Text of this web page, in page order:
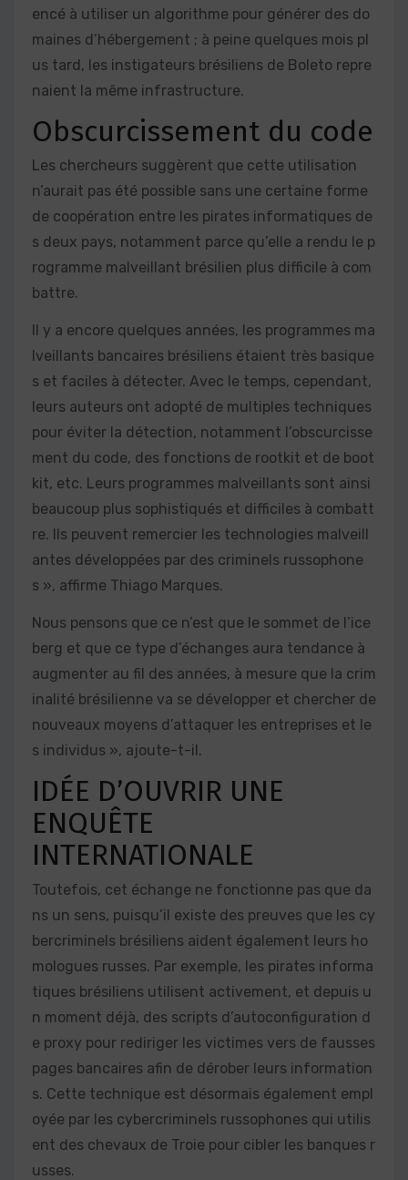
encé à utiliser un algorithme pour générer des do
maines d’hébergement ; à peine quelques mois pl
us tard, les instigateurs brésiliens de Boleto repre
naient la même infrastructure.
Obscurcissement du code
Les chercheurs suggèrent que cette utilisation
n’aurait pas été possible sans une certaine forme
de coopération entre les pirates informatiques de
s deux pays, notamment parce qu’elle a rendu le p
rogramme malveillant brésilien plus difficile à com
battre.
Il y a encore quelques années, les programmes ma
lveillants bancaires brésiliens étaient très basique
s et faciles à détecter. Avec le temps, cependant,
leurs auteurs ont adopté de multiples techniques
pour éviter la détection, notamment l’obscurcisse
ment du code, des fonctions de rootkit et de boot
kit, etc. Leurs programmes malveillants sont ainsi
beaucoup plus sophistiqués et difficiles à combatt
re. Ils peuvent remercier les technologies malveill
antes développées par des criminels russophone
s », affirme Thiago Marques.
Nous pensons que ce n’est que le sommet de l’ice
berg et que ce type d’échanges aura tendance à
augmenter au fil des années, à mesure que la crim
inalité brésilienne va se développer et chercher de
nouveaux moyens d’attaquer les entreprises et le
s individus », ajoute-t-il.
IDÉE D’OUVRIR UNE
ENQUÊTE
INTERNATIONALE
Toutefois, cet échange ne fonctionne pas que da
ns un sens, puisqu’il existe des preuves que les cy
bercriminels brésiliens aident également leurs ho
mologues russes. Par exemple, les pirates informa
tiques brésiliens utilisent activement, et depuis u
n moment déjà, des scripts d’autoconfiguration d
e proxy pour rediriger les victimes vers de fausses
pages bancaires afin de dérober leurs information
s. Cette technique est désormais également empl
oyée par les cybercriminels russophones qui utilis
ent des chevaux de Troie pour cibler les banques r
usses.